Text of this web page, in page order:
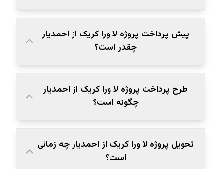
پیش پرداخت پروژه لا ورا کریک از احمدیار
چقدر است؟
طرح پرداخت پروژه لا ورا کریک از احمدیار
چگونه است؟
تحویل پروژه لا ورا کریک از احمدیار چه زمانی
است؟